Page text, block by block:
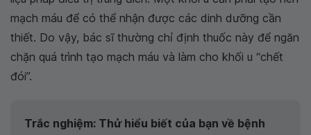
mạch máu để có thể nhận được các dinh dưỡng cần
thiết. Do vậy, bác sĩ thường chỉ định thuốc này để ngăn
chặn quá trình tạo mạch máu và làm cho khối u “chết
đói”.
Trắc nghiệm: Thử hiểu biết của bạn về bệnh